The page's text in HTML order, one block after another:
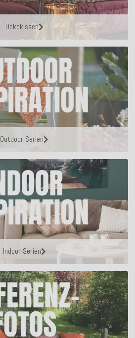
Dekokissen
Outdoor Serien
Indoor Serien